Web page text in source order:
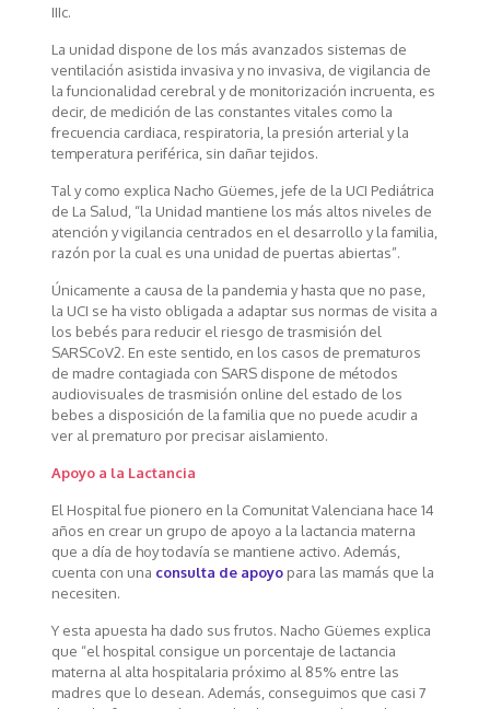
IIIc.
La unidad dispone de los más avanzados sistemas de
ventilación asistida invasiva y no invasiva, de vigilancia de
la funcionalidad cerebral y de monitorización incruenta, es
decir, de medición de las constantes vitales como la
frecuencia cardiaca, respiratoria, la presión arterial y la
temperatura periférica, sin dañar tejidos.
Tal y como explica Nacho Güemes, jefe de la UCI Pediátrica
de La Salud, “la Unidad mantiene los más altos niveles de
atención y vigilancia centrados en el desarrollo y la familia,
razón por la cual es una unidad de puertas abiertas”.
Únicamente a causa de la pandemia y hasta que no pase,
la UCI se ha visto obligada a adaptar sus normas de visita a
los bebés para reducir el riesgo de trasmisión del
SARSCoV2. En este sentido, en los casos de prematuros
de madre contagiada con SARS dispone de métodos
audiovisuales de trasmisión online del estado de los
bebes a disposición de la familia que no puede acudir a
ver al prematuro por precisar aislamiento.
Apoyo a la Lactancia
El Hospital fue pionero en la Comunitat Valenciana hace 14
años en crear un grupo de apoyo a la lactancia materna
que a día de hoy todavía se mantiene activo. Además,
cuenta con una consulta de apoyopara las mamás que la
necesiten.
Y esta apuesta ha dado sus frutos. Nacho Güemes explica
que “el hospital consigue un porcentaje de lactancia
materna al alta hospitalaria próximo al 85% entre las
madres que lo desean. Además, conseguimos que casi 7